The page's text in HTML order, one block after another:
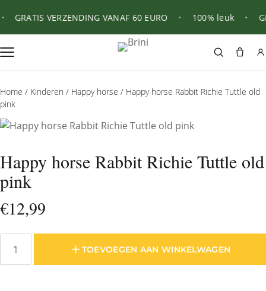
GRATIS VERZENDING VANAF 60 EURO 100% leuk
Home / Kinderen / Happy horse / Happy horse Rabbit Richie Tuttle old
pink
Happy horse Rabbit Richie Tuttle old
pink
€12,99
Happy
TOEVOEGEN AAN WINKELWAGEN